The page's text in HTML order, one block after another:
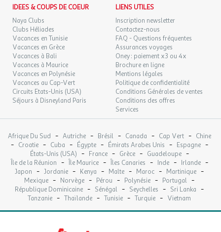
Blocs sanitaires communs : 1
Douches
Lavabos
Vidange eaux usées
Equipement ménager
Lavoirs eau chaude
Table à repasser
Fer à repasser
Blanchisserie (Distance : 10Km )
Equipement business / réunion
Nombre de personnes maximum : 30
Séminaire
Nombre de personnes maximum : 40
Distance (en km) : 1
Equipement loisirs
Wifi
Payant
Commerces
SEPT.
MAR.
15
SEPT.
139 €
MER.
16 139 €
Retour le
JEU.
17
SEPT.
89 €/hébergement
Retour le
19/09/2026
18
SEPT.
20/09/2026
SAM.
19
SEPT.
139 € /hébergement
Retour le
21/09/2026
DIM.
20 139 € /hébergement
Retour le
22/09/2026
139 €
IDEES & COUPS DE COEUR
Naya Clubs
Clubs Héliades
Vacances en Tunisie
Vacances en Grèce
Vacances à Bali
Vacances à Maurice
Vacances en Polynésie
Vacances au Cap-Vert
Circuits Etats-Unis (USA)
Séjours à Disneyland Paris
LIENS UTILES
Inscription newsletter
Contactez-nous
FAQ - Questions fréquentes
Assurances voyages
Oney : paiement x3 ou 4x
Brochure en ligne
Mentions légales
Politique de confidentialité
Conditions Générales de ventes
Conditions des offres
Services
Afrique Du Sud - Autriche - Brésil - Canada - Cap Vert - Chine
- Croatie - Cuba - Égypte - Émirats Arabes Unis - Espagne -
États-Unis (USA) - France - Grèce - Guadeloupe -
Île de la Réunion - Île Maurice - Îles Canaries - Inde - Irlande -
Japon - Jordanie - Kenya - Malte - Maroc - Martinique -
Mexique - Norvège - Pérou - Polynésie - Portugal -
République Dominicaine - Sénégal - Seychelles - Sri Lanka -
Tanzanie - Thaïlande - Tunisie - Turquie - Vietnam